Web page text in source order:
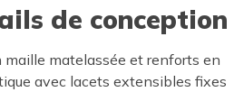
de conception
maille matelassée et renforts en
avec lacets extensibles fixes